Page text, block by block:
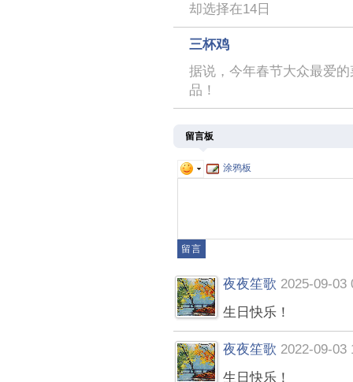
却选择在14日
三杯鸡
据说，今年春节大众最爱
品！
留言板
涂鸦板
夜夜笙歌 2025-09-03
生日快乐！
夜夜笙歌 2022-09-03
生日快乐！